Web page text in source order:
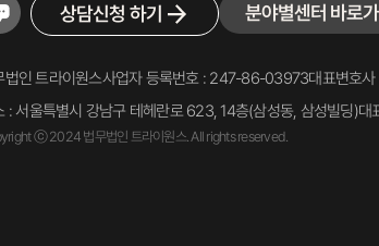
상담신청 하기 분야별센터 바로가
법인 트라이원스사업자 등록번호 : 247-86-03973대표변호
: 서울특별시 강남구 테헤란로 623, 14층(삼성동, 삼성빌딩)대
ⓒ 2024 법무법인 트라이원스. All rights reserved.